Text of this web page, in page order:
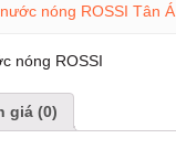
nóng ROSSI Tân Á
nóng ROSSI
giá (0)